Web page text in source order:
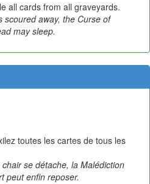
all cards from all graveyards.
scoured away, the Curse of
may sleep.
toutes les cartes de tous les
se détache, la Malédiction
peut enfin reposer.